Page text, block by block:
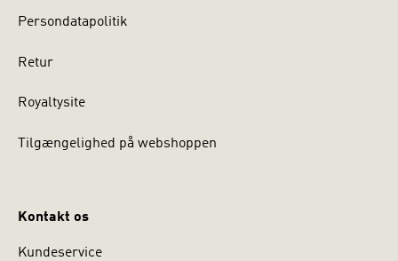
Persondatapolitik
Retur
Royaltysite
Tilgængelighed på webshoppen
Kontakt os
Kundeservice